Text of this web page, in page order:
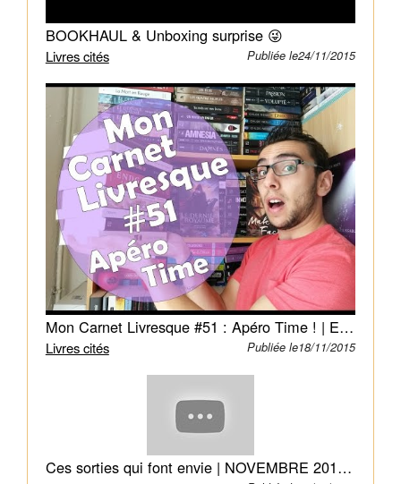
Dans
les
Gindeen,
seule
ville
pays,
des
combats
se
succèdent
toute
la
on
BOOKHAUL & Unboxing surprise 😜
Livres cités Publiée le24/11/2015
Mon Carnet Livresque #51 : Apéro Time ! | Enjoy Books
Livres cités Publiée le18/11/2015
Ces sorties qui font envie | NOVEMBRE 2015 | Lanylabooks